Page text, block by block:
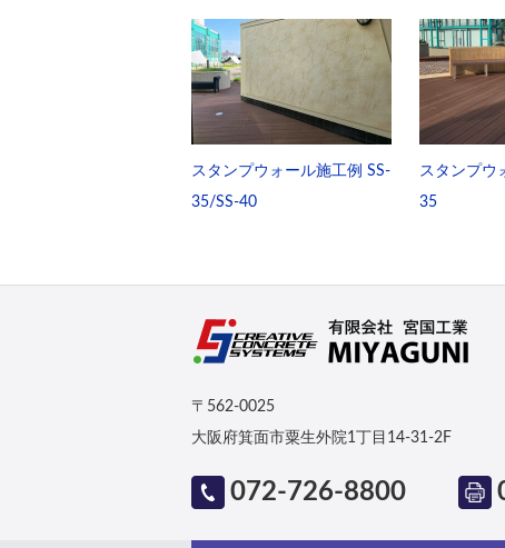
スタンプウォール施工例 SS-
35/SS-40
スタンプウ
35
〒562-0025
大阪府箕面市粟生外院1丁目14-31-2F
072-726-8800